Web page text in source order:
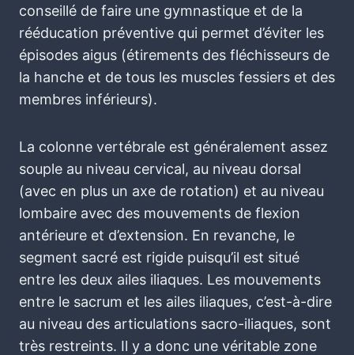
conseillé de faire une gymnastique et de la
rééducation préventive qui permet d’éviter les
épisodes aigus (étirements des fléchisseurs de
la hanche et de tous les muscles fessiers et des
membres inférieurs).
La colonne vertébrale est généralement assez
souple au niveau cervical, au niveau dorsal
(avec en plus un axe de rotation) et au niveau
lombaire avec des mouvements de flexion
antérieure et d’extension. En revanche, le
segment sacré est rigide puisqu’il est situé
entre les deux ailes iliaques. Les mouvements
entre le sacrum et les ailes iliaques, c’est-à-dire
au niveau des articulations sacro-iliaques, sont
très restreints. Il y a donc une véritable zone